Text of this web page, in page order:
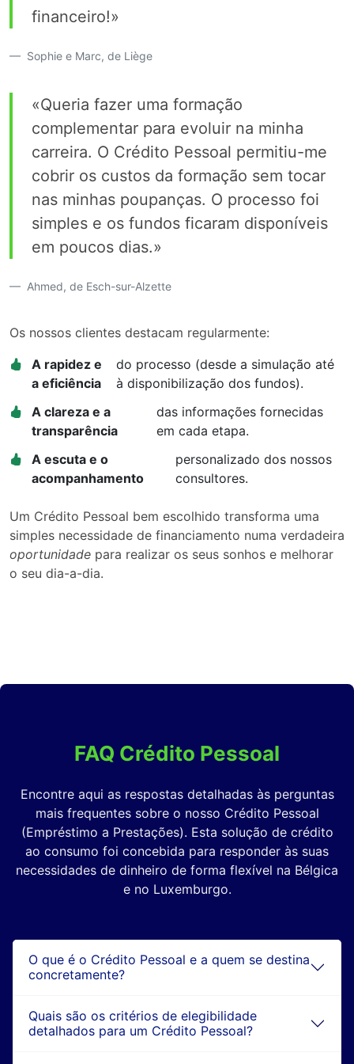
financeiro!»
Sophie e Marc, de Liège
«Queria fazer uma formação
complementar para evoluir na minha
carreira. O Crédito Pessoal permitiu-me
cobrir os custos da formação sem tocar
nas minhas poupanças. O processo foi
simples e os fundos ficaram disponíveis
em poucos dias.»
Ahmed, de Esch-sur-Alzette
Os nossos clientes destacam regularmente:
A rapidez e
a eficiência
do processo (desde a simulação até
à disponibilização dos fundos).
A clareza e a
transparência
das informações fornecidas
em cada etapa.
A escuta e o
acompanhamento
personalizado dos nossos
consultores.
Um Crédito Pessoal bem escolhido transforma uma
simples necessidade de financiamento numa verdadeira
oportunidade para realizar os seus sonhos e melhorar
o seu dia-a-dia.
FAQ Crédito Pessoal
Encontre aqui as respostas detalhadas às perguntas
mais frequentes sobre o nosso Crédito Pessoal
(Empréstimo a Prestações). Esta solução de crédito
ao consumo foi concebida para responder às suas
necessidades de dinheiro de forma flexível na Bélgica
e no Luxemburgo.
O que é o Crédito Pessoal e a quem se destina
concretamente?
Quais são os critérios de elegibilidade
detalhados para um Crédito Pessoal?